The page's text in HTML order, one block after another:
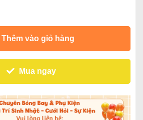
Thêm vào giỏ hàng
Mua ngay